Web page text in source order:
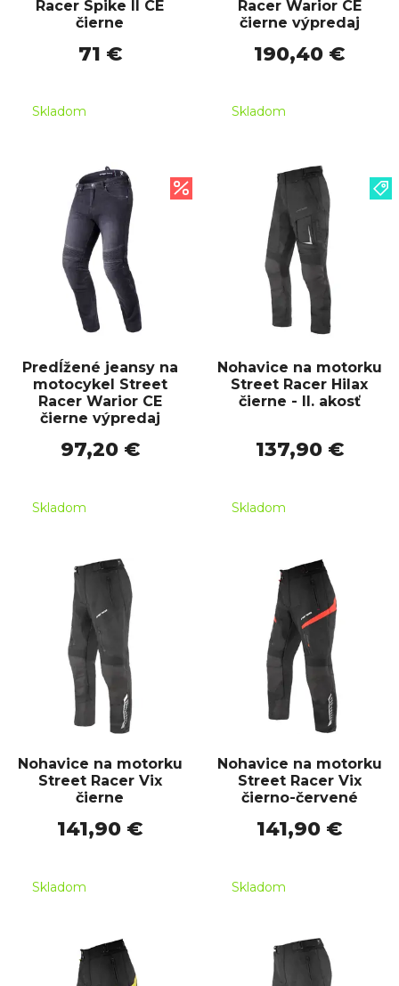
Racer Spike II CE
čierne
71 €
Skladom
Racer Warior CE
čierne výpredaj
190,40 €
Skladom
Predĺžené jeansy na
motocykel Street
Racer Warior CE
čierne výpredaj
97,20 €
Skladom
Nohavice na motorku
Street Racer Hilax
čierne - II. akosť
137,90 €
Skladom
Nohavice na motorku
Street Racer Vix
čierne
141,90 €
Skladom
Nohavice na motorku
Street Racer Vix
čierno-červené
141,90 €
Skladom